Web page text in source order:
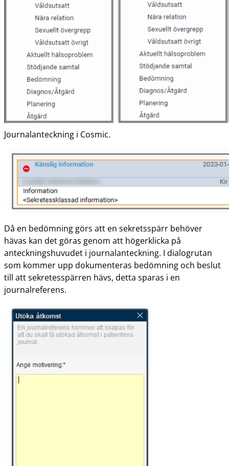
Journalanteckning i Cosmic.
Då en bedömning görs att en sekretsspärr behöver
hävas kan det göras genom att högerklicka på
anteckningshuvudet i journalanteckning. I dialogrutan
som kommer upp dokumenteras bedömning och beslut
till att sekretesspärren hävs, detta sparas i en
journalreferens.